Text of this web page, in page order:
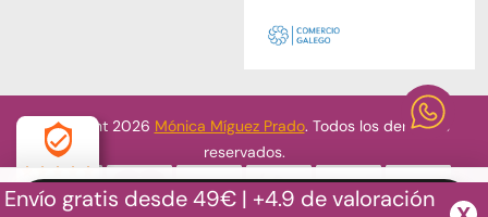
Copyright 2026 Mónica Míguez Prado. Todos los derechos
reservados.
4.9
Envío gratis desde 49€ | +4.9 de valoración